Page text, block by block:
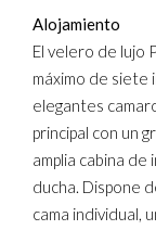
Alojamiento
El velero de lujo
máximo de siete
elegantes
principal con un
amplia cabina
ducha. Dispone
cama individual,